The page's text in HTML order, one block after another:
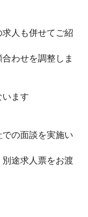
人も併せてご紹
わせを調整しま
ます
の面談を実施い
途求人票をお渡